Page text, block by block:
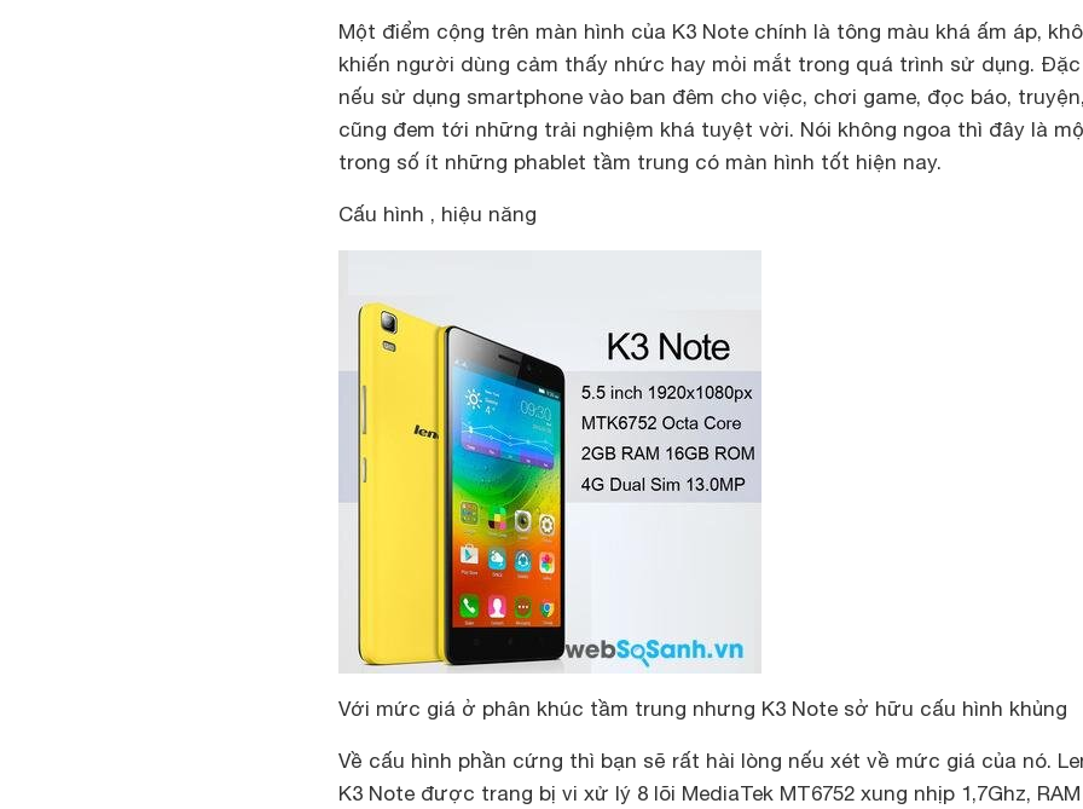
Một điểm cộng trên màn hình của K3 Note chính là tông màu khá ấm áp,
khiến người dùng cảm thấy nhức hay mỏi mắt trong quá trình sử dụng.
nếu sử dụng smartphone vào ban đêm cho việc, chơi game, đọc báo,
cũng đem tới những trải nghiệm khá tuyệt vời. Nói không ngoa thì đây là
trong số ít những phablet tầm trung có màn hình tốt hiện nay.
Cấu hình , hiệu năng
Với mức giá ở phân khúc tầm trung nhưng K3 Note sở hữu cấu hình khủng
Về cấu hình phần cứng thì bạn sẽ rất hài lòng nếu xét về mức giá của nó.
K3 Note được trang bị vi xử lý 8 lõi MediaTek MT6752 xung nhịp 1,7Ghz, RAM